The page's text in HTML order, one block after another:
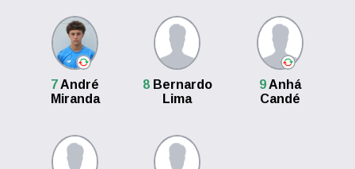
7André
Miranda
8Bernardo
Lima
9Anhá
Candé